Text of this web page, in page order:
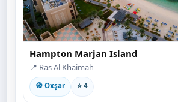
Hampton Marjan Island
📍 Ras Al Khaimah
🧭 Oxşar ⭐ 4